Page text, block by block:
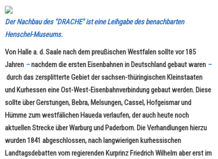
Der Nachbau des "DRACHE" ist eine Leihgabe des benachbarten
Henschel-Museums.
Von Halle a. d. Saale nach dem preußischen Westfalen sollte vor 185
Jahren –nachdem die ersten Eisenbahnen in Deutschland gebaut waren –
durch das zersplitterte Gebiet der sachsen-thüringischen Kleinstaaten
und Kurhessen eine Ost-West-Eisenbahnverbindung gebaut werden. Diese
sollte über Gerstungen, Bebra, Melsungen, Cassel, Hofgeismar und
Hümme zum westfälichen Haueda verlaufen, der auch heute noch
aktuellen Strecke über Warburg und Paderborn. Die Verhandlungen hierzu
wurden 1841 abgeschlossen, nach langwierigen kurhessischen
Landtagsdebatten vom regierenden Kurprinz Friedrich Wilhelm aber erst im